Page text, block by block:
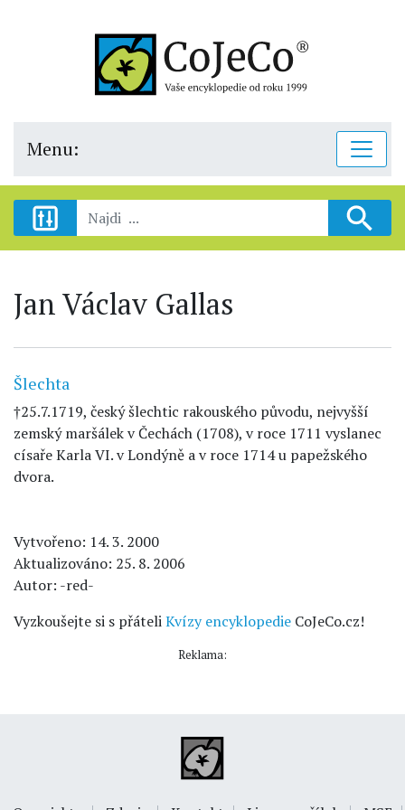
Menu:
Jan Václav Gallas
Šlechta
†25.7.1719, český šlechtic rakouského původu, nejvyšší
zemský maršálek v Čechách (1708), v roce 1711 vyslanec
císaře Karla VI. v Londýně a v roce 1714 u papežského
dvora.
Vytvořeno: 14. 3. 2000
Aktualizováno: 25. 8. 2006
Autor: -red-
Vyzkoušejte si s přáteliKvízy encyklopedie CoJeCo.cz!
Reklama: